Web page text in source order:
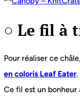
○ Le fil à
Pour réaliser ce
en coloris Leaf Eater.
Ce fil est un